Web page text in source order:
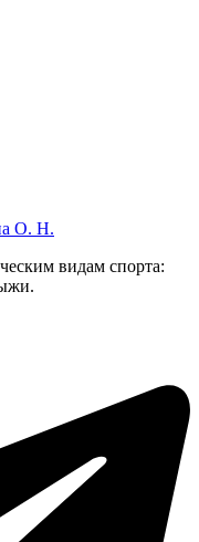
О. Н.
видам спорта: